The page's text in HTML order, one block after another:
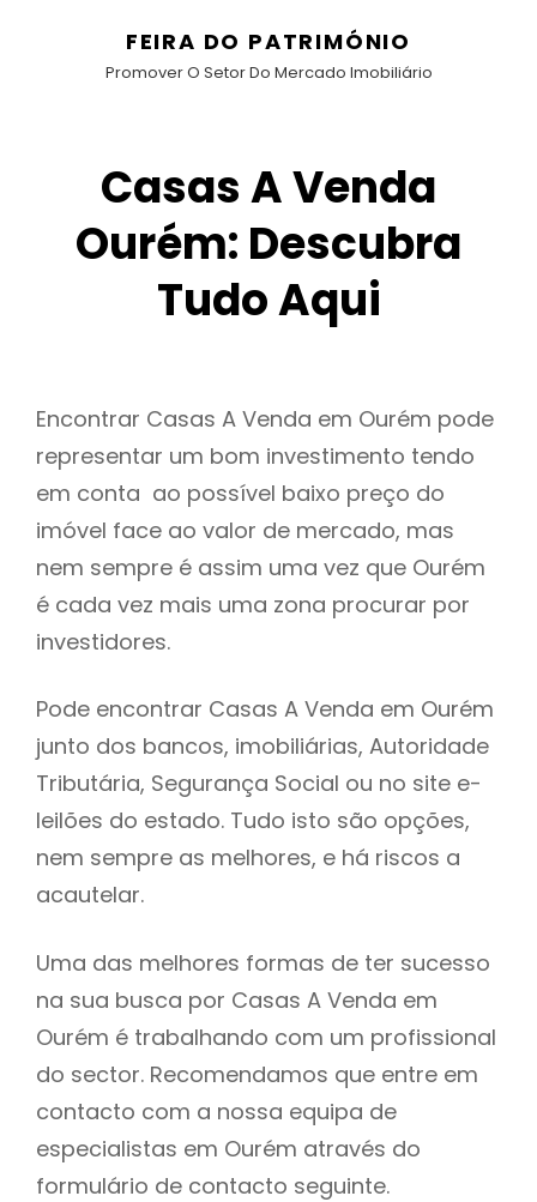
FEIRA DO PATRIMÓNIO
Promover O Setor Do Mercado Imobiliário
Casas A Venda
Ourém: Descubra
Tudo Aqui
Encontrar Casas A Venda em Ourém pode
representar um bom investimento tendo
em conta ao possível baixo preço do
imóvel face ao valor de mercado, mas
nem sempre é assim uma vez que Ourém
é cada vez mais uma zona procurar por
investidores.
Pode encontrar Casas A Venda em Ourém
junto dos bancos, imobiliárias, Autoridade
Tributária, Segurança Social ou no site e-
leilões do estado. Tudo isto são opções,
nem sempre as melhores, e há riscos a
acautelar.
Uma das melhores formas de ter sucesso
na sua busca por Casas A Venda em
Ourém é trabalhando com um profissional
do sector. Recomendamos que entre em
contacto com a nossa equipa de
especialistas em Ourém através do
formulário de contacto seguinte.